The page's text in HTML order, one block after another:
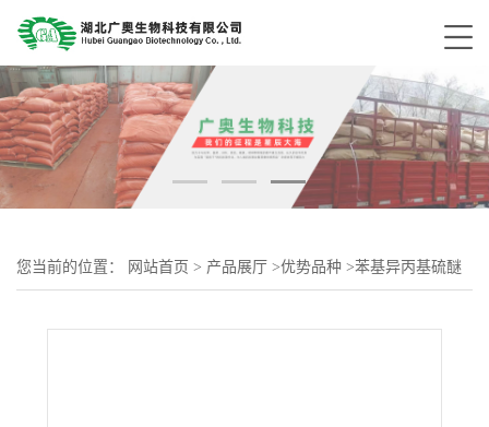
您当前的位置： 网站首页 > 产品展厅 >优势品种 >苯基异丙基硫醚